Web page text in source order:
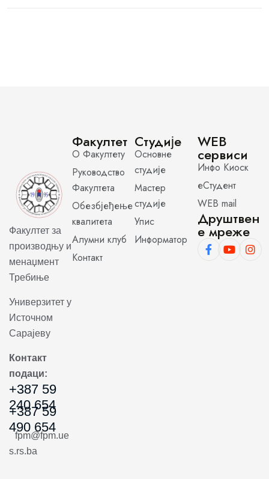
Факултет за
производњу и
менаџмент
Требиње
Универзитет у
Источном
Сарајеву
Контакт
подаци:
+387 59
240 654
+387 59
490 654
fpm@fpm.ue
s.rs.ba
Факултет
О Факултету
Руководство
Факултета
Обезбјеђење
квалитета
Алумни клуб
Контакт
Студије
Основне
студије
Мастер
студије
Упис
Информатор
WEB
сервиси
Инфо Киоск
еСтудент
WEB mail
Друштвен
е мреже